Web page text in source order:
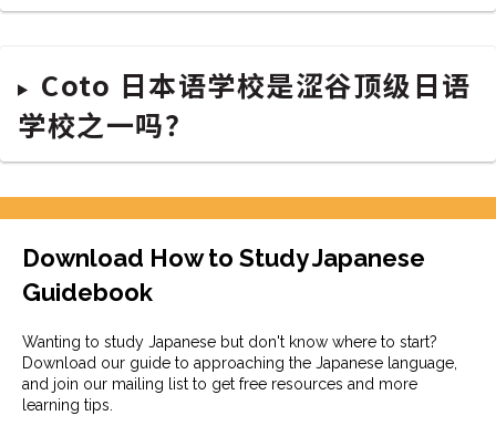
Coto 日本语学校是涩谷顶级日语
学校之一吗？